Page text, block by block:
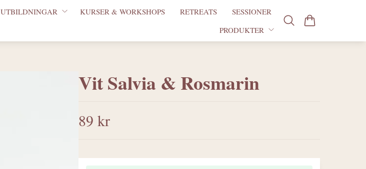
UTBILDNINGAR KURSER & WORKSHOPS RETREATS
SESSIONER
PRODUKTER
Vit Salvia & Rosmarin
89 kr